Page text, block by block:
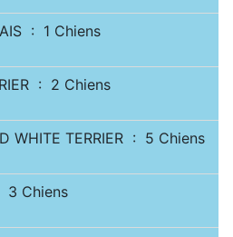
: 1 Chiens
: 2 Chiens
WHITE TERRIER : 5 Chiens
3 Chiens